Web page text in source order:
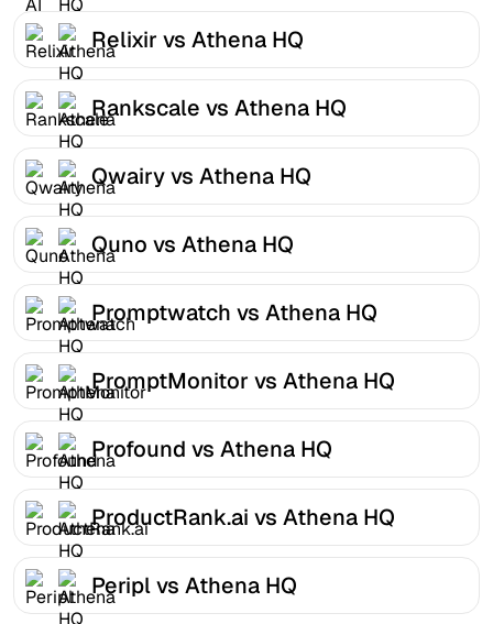
Relixir vs Athena HQ
Rankscale vs Athena HQ
Qwairy vs Athena HQ
Quno vs Athena HQ
Promptwatch vs Athena HQ
PromptMonitor vs Athena HQ
Profound vs Athena HQ
ProductRank.ai vs Athena HQ
Peripl vs Athena HQ